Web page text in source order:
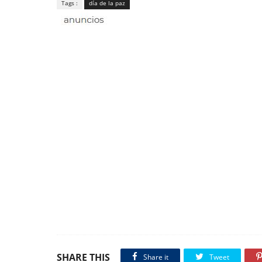
Tags : día de la paz
SHARE THIS Share it Tweet